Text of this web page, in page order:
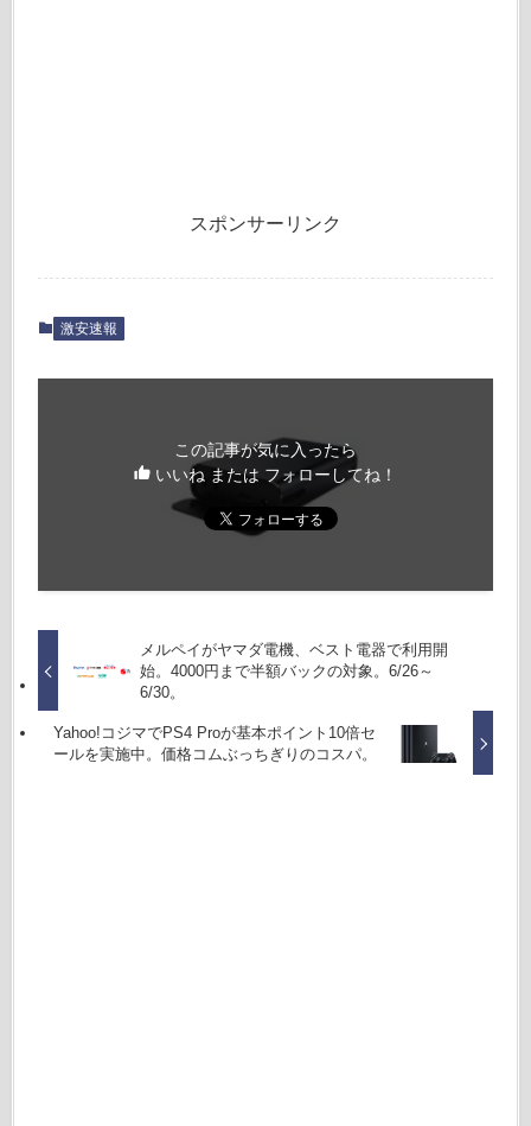
スポンサーリンク
激安速報
この記事が気に入ったら
いいね または フォローしてね！
メルペイがヤマダ電機、ベスト電器で利用開
始。4000円まで半額バックの対象。6/26～
6/30。
Yahoo!コジマでPS4 Proが基本ポイント10倍セ
ールを実施中。価格コムぶっちぎりのコスパ。